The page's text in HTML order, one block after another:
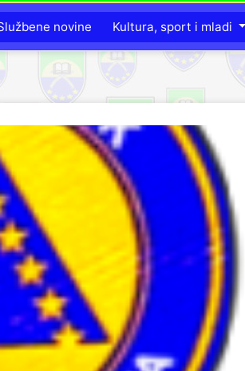
novine Kultura, sport i mladi